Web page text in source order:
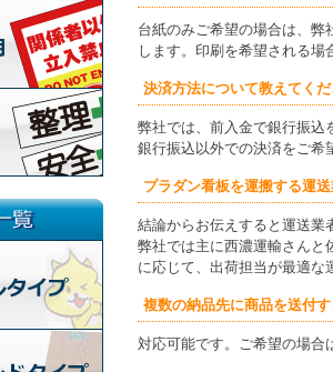
台紙のみご希望の場合は、弊
します。印刷を希望される場
決済方法について教えてくだ
弊社では、前入金で銀行振込
銀行振込以外での決済をご希
プラダン看板を運搬する運
結論からお伝えすると運送業
弊社では主に西濃運輸さんと
に応じて、出荷担当が最適な
複数の納品先に商品を送付
対応可能です。ご希望の場合